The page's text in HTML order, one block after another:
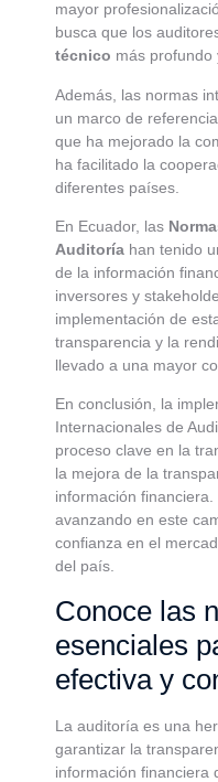
mayor
busca que los
técnico más profundo
Además, las normas
un marco de
que ha mejorado la
ha facilitado la
diferentes países.
En Ecuador, las
Auditoría han tenido
de la información
inversores y
implementación de
transparencia y la
llevado a una mayor
En conclusión, la
Internacionales de
proceso clave en la
la mejora de la
información
avanzando en este
confianza en el
del país.
Conoce las
esenciales
efectiva y
La auditoría es una
garantizar la
información financiera